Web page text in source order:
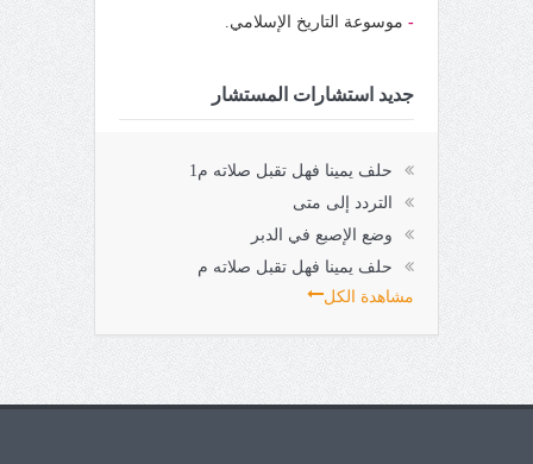
- موسوعة التاريخ الإسلامي.
جديد استشارات المستشار
حلف يمينا فهل تقبل صلاته م1
التردد إلى متى
وضع الإصبع في الدبر
حلف يمينا فهل تقبل صلاته م
مشاهدة الكل